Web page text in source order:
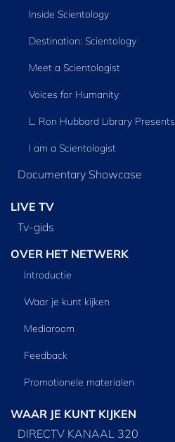
Inside Scientology
Destination: Scientology
Meet a Scientologist
Voices for Humanity
L. Ron Hubbard Library Presents
I am a Scientologist
Documentary Showcase
LIVE TV
Tv‑gids
OVER HET NETWERK
Introductie
Waar je kunt kijken
Mediaroom
Feedback
Promotionele materialen
WAAR JE KUNT KIJKEN
DIRECTV KANAAL 320